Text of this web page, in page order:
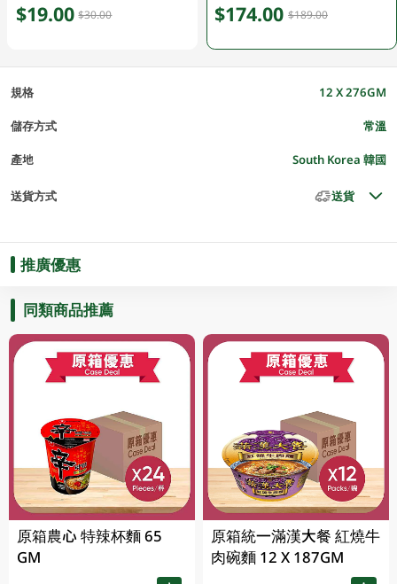
$19.00 $30.00 $174.00 $189.00
規格 12 X 276GM
儲存方式 常溫
產地 South Korea 韓國
送貨方式 送貨
推廣優惠
同類商品推薦
原箱農心 特辣杯麵 65
GM
原箱統一滿漢大餐 紅燒牛
肉碗麵 12 X 187GM